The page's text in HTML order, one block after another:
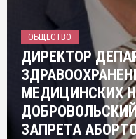
ОБЩЕСТВО
ДИРЕКТОР
МЕДИЦИНСКИХ
ЗАПРЕТА